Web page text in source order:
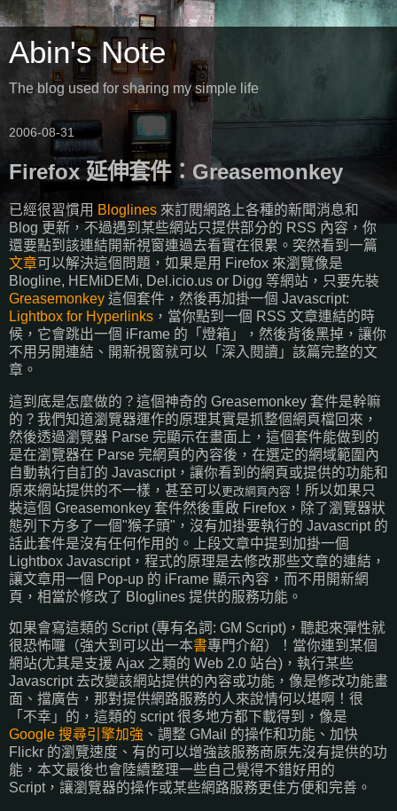
Abin's Note
The blog used for sharing my simple life
2006-08-31
Firefox 延伸套件：Greasemonkey
已經很習慣用 Bloglines 來訂閱網路上各種的新聞消息和
Blog 更新，不過遇到某些網站只提供部分的 RSS 內容，你
還要點到該連結開新視窗連過去看實在很累。突然看到一篇
文章可以解決這個問題，如果是用 Firefox 來瀏覽像是
Blogline, HEMiDEMi, Del.icio.us or Digg 等網站，只要先裝
Greasemonkey 這個套件，然後再加掛一個 Javascript:
Lightbox for Hyperlinks ，當你點到一個 RSS 文章連結的時
候，它會跳出一個 iFrame 的「燈箱」，然後背後黑掉，讓你
不用另開連結、開新視窗就可以「深入閱讀」該篇完整的文
章。
這到底是怎麼做的？這個神奇的 Greasemonkey 套件是幹嘛
的？我們知道瀏覽器運作的原理其實是抓整個網頁檔回來，
然後透過瀏覽器 Parse 完顯示在畫面上，這個套件能做到的
是在瀏覽器在 Parse 完網頁的內容後，在選定的網域範圍內
自動執行自訂的 Javascript，讓你看到的網頁或提供的功能和
原來網站提供的不一樣，甚至可以更改網頁內容 ！所以如果只
裝這個 Greasemonkey 套件然後重啟 Firefox，除了瀏覽器狀
態列下方多了一個"猴子頭"，沒有加掛要執行的 Javascript 的
話此套件是沒有任何作用的。上段文章中提到加掛一個
Lightbox Javascript，程式的原理是去修改那些文章的連結，
讓文章用一個 Pop-up 的 iFrame 顯示內容，而不用開新網
頁，相當於修改了 Bloglines 提供的服務功能。
如果會寫這類的 Script (專有名詞: GM Script)，聽起來彈性就
很恐怖囉（強大到可以出一本書專門介紹）！當你連到某個
網站(尤其是支援 Ajax 之類的 Web 2.0 站台)，執行某些
Javascript 去改變該網站提供的內容或功能，像是修改功能畫
面、擋廣告，那對提供網路服務的人來說情何以堪啊！很
「不幸」的，這類的 script 很多地方都下載得到，像是
Google 搜尋引擎加強 、調整 GMail 的操作和功能、加快
Flickr 的瀏覽速度、有的可以增強該服務商原先沒有提供的功
能，本文最後也會陸續整理一些自己覺得不錯好用的
Script，讓瀏覽器的操作或某些網路服務更佳方便和完善。